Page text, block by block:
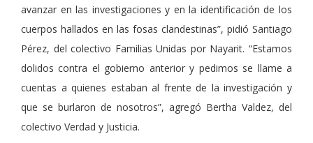
avanzar en las investigaciones y en la identificación de los
cuerpos hallados en las fosas clandestinas”, pidió Santiago
Pérez, del colectivo Familias Unidas por Nayarit. “Estamos
dolidos contra el gobierno anterior y pedimos se llame a
cuentas a quienes estaban al frente de la investigación y
que se burlaron de nosotros”, agregó Bertha Valdez, del
colectivo Verdad y Justicia.